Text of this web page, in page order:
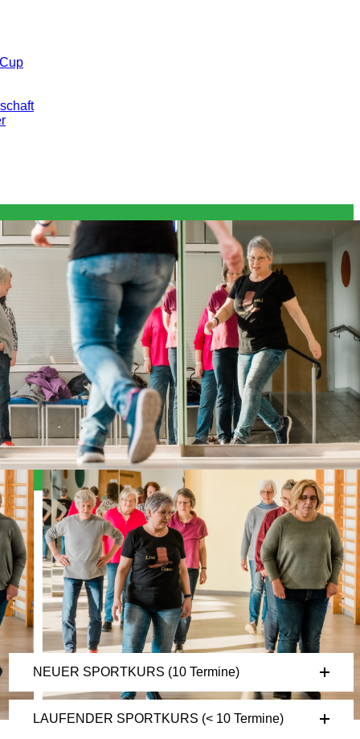
Angebote, Kosten & Anmeldung
NEUER SPORTKURS (10 Termine)
LAUFENDER SPORTKURS (< 10 Termine)